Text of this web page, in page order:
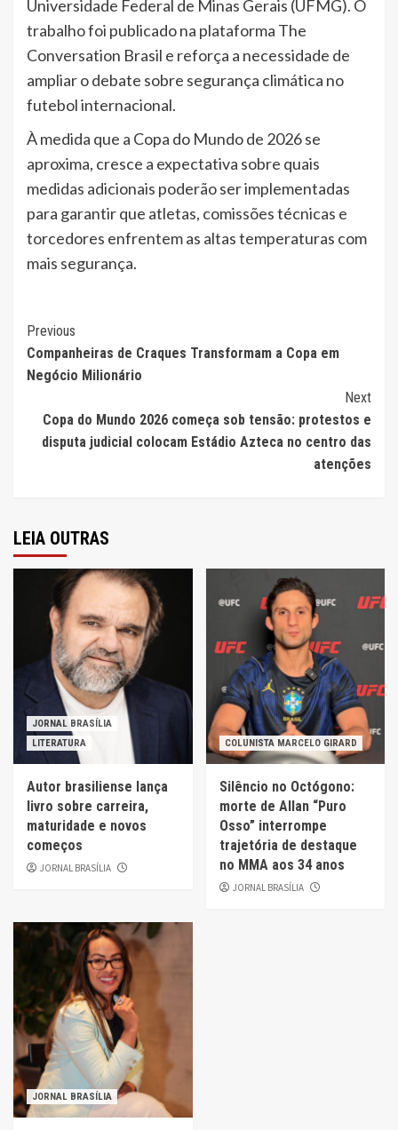
Universidade Federal de Minas Gerais (UFMG). O
trabalho foi publicado na plataforma The
Conversation Brasil e reforça a necessidade de
ampliar o debate sobre segurança climática no
futebol internacional.
À medida que a Copa do Mundo de 2026 se
aproxima, cresce a expectativa sobre quais
medidas adicionais poderão ser implementadas
para garantir que atletas, comissões técnicas e
torcedores enfrentem as altas temperaturas com
mais segurança.
Continue
Reading
Previous
Companheiras de Craques Transformam a Copa em
Negócio Milionário
Next
Copa do Mundo 2026 começa sob tensão: protestos e
disputa judicial colocam Estádio Azteca no centro das
atenções
LEIA OUTRAS
JORNAL BRASÍLIA
LITERATURA
Autor brasiliense lança
livro sobre carreira,
maturidade e novos
começos
JORNAL BRASÍLIA
COLUNISTA MARCELO GIRARD
Silêncio no Octógono:
morte de Allan “Puro
Osso” interrompe
trajetória de destaque
no MMA aos 34 anos
JORNAL BRASÍLIA
JORNAL BRASÍLIA